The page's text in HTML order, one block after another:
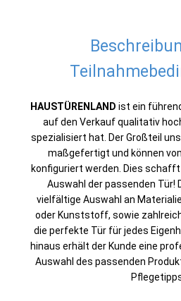
HAUSTÜRENLAND ist ein
auf den Verkauf qualitativ
spezialisiert hat. Der Großteil
maßgefertigt und können
konfiguriert werden. Dies
Auswahl der passenden Tür!
vielfältige Auswahl an
oder Kunststoff, sowie
die perfekte Tür für jedes
hinaus erhält der Kunde eine
Auswahl des passenden